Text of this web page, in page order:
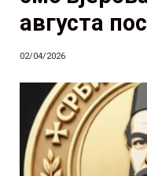
августа
02/04/2026